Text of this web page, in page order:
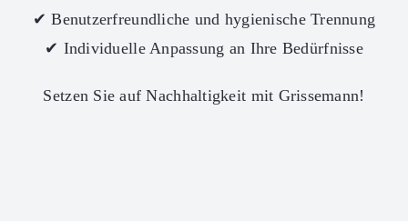
✔ Benutzerfreundliche und hygienische Trennung
✔ Individuelle Anpassung an Ihre Bedürfnisse
Setzen Sie auf Nachhaltigkeit mit Grissemann!